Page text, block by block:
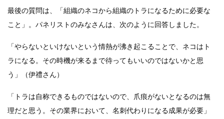
最後の質問は、「組織のネコから組織のトラになるために必要な
こと」。パネリストのみなさんは、次のように回答しました。
「やらないといけないという情熱が沸き起こることで、ネコはト
ラになる。その時機が来るまで待ってもいいのではないかと思
う」（伊禮さん）
「トラは自称できるものではないので、爪痕がないとなるのは無
理だと思う。その業界において、名刺代わりになる成果が必要」